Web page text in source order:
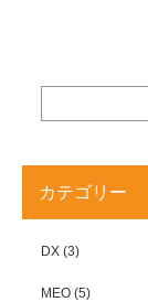
カテゴリー
DX (3)
MEO (5)